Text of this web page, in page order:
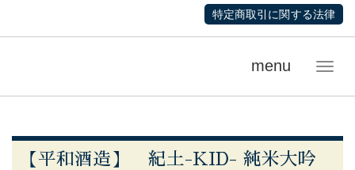
特定商取引に関する法律
メ
menu
【平和酒造】 紀土-KID- 純米大吟